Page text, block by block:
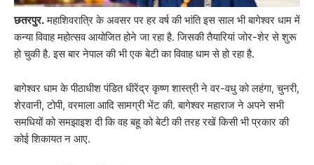
छतरपुर.महाशिवरात्रि के अवसर पर हर वर्ष की भांति इस साल भी बागेश्वर धाम में
कन्या विवाह महोत्सव आयोजित होने जा रहा है. जिसकी तैयारियां जोर-शेर से शुरू
हो चुकी है. इस बार नेपाल की भी एक बेटी का विवाह धाम से हो रहा है.
बागेश्वर धाम के पीठाधीश पंडित धीरेंद्र कृष्ण शास्त्री ने वर-वधु को लहंगा, चुनरी,
शेरवानी, टोपी, वरमाला आदि सामग्री भेंट की. बागेश्वर महाराज ने अपने सभी
समधियों को समझाइश दी कि वह बहू को बेटी की तरह रखें किसी भी प्रकार की
कोई शिकायत न आए.